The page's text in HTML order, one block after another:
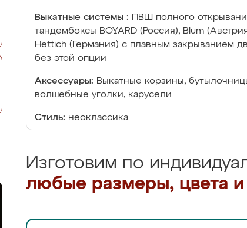
Выкатные системы :
ПВШ полного
тандембоксы BOYARD (Россия), Blum
Hettich (Германия) с плавным закрыванием
без этой опции
Аксессуары: Выкатные корзины,
волшебные уголки, карусели
Стиль: неоклассика
Изготовим по
любые размеры, цвета